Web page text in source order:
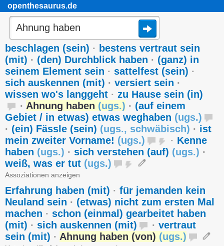
openthesaurus.de
beschlagen (sein) · bestens vertraut sein
(mit) · (den) Durchblick haben · (ganz) in
seinem Element sein · sattelfest (sein) ·
sich auskennen (mit) · versiert sein ·
wissen wo's langgeht · zu Hause sein (in)
· Ahnung haben (ugs.) · (auf einem
Gebiet / in etwas) etwas weghaben (ugs.)
· (ein) Fässle (sein) (ugs., schwäbisch) · ist
mein zweiter Vorname! (ugs.) · Kenne
haben (ugs.) · sich verstehen (auf) (ugs.) ·
weiß, was er tut (ugs.)
Assoziationen anzeigen
Erfahrung haben (mit) · für jemanden kein
Neuland sein · (etwas) nicht zum ersten Mal
machen · schon (einmal) gearbeitet haben
(mit) · sich auskennen (mit) · vertraut
sein (mit) · Ahnung haben (von) (ugs.)